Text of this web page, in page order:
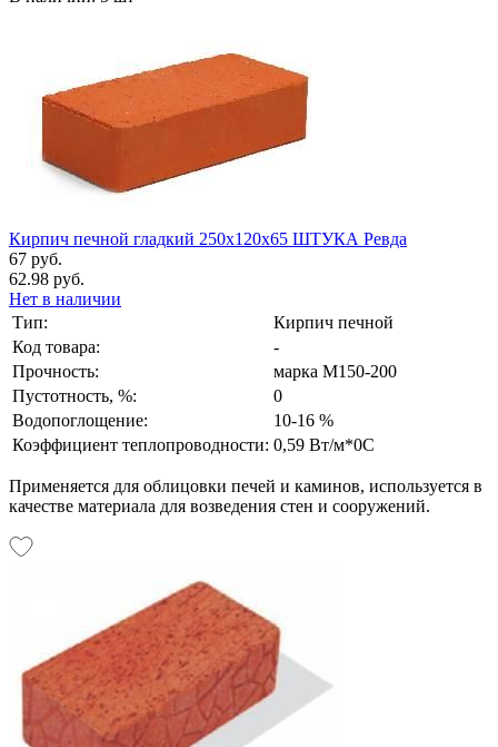
Кирпич печной гладкий 250x120x65 ШТУКА Ревда
67 руб.
62.98 руб.
Нет в наличии
Тип:
Кирпич печной
Код товара:
-
Прочность:
марка М150-200
Пустотность, %:
0
Водопоглощение:
10-16 %
Коэффициент теплопроводности: 0,59 Вт/м*0C
Применяется для облицовки печей и каминов, используется в
качестве материала для возведения стен и сооружений.